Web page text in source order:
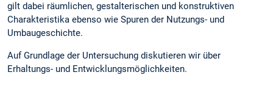
gilt dabei räumlichen, gestalterischen und konstruktiven
Charakteristika ebenso wie Spuren der Nutzungs- und
Umbaugeschichte.
Auf Grundlage der Untersuchung diskutieren wir über
Erhaltungs- und Entwicklungsmöglichkeiten.